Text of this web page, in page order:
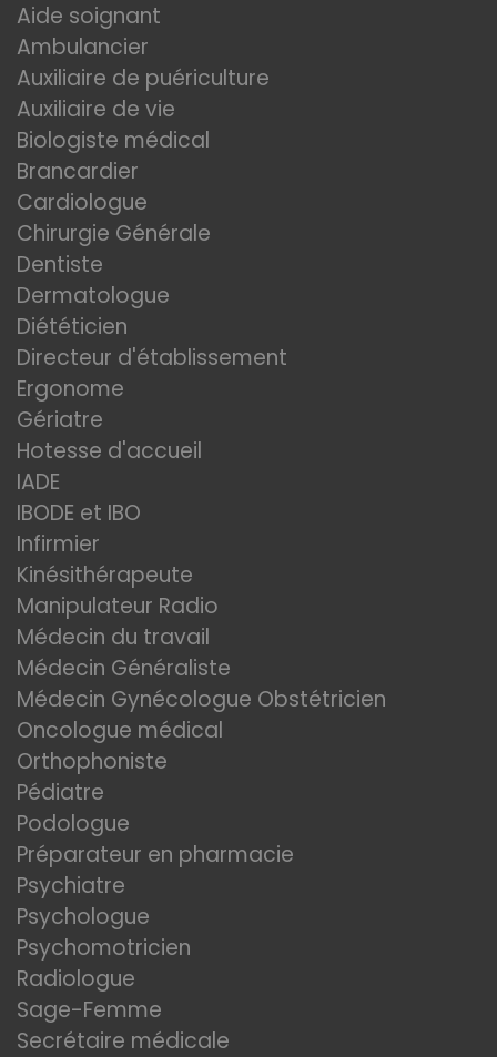
Aide soignant
Ambulancier
Auxiliaire de puériculture
Auxiliaire de vie
Biologiste médical
Brancardier
Cardiologue
Chirurgie Générale
Dentiste
Dermatologue
Diététicien
Directeur d'établissement
Ergonome
Gériatre
Hotesse d'accueil
IADE
IBODE et IBO
Infirmier
Kinésithérapeute
Manipulateur Radio
Médecin du travail
Médecin Généraliste
Médecin Gynécologue Obstétricien
Oncologue médical
Orthophoniste
Pédiatre
Podologue
Préparateur en pharmacie
Psychiatre
Psychologue
Psychomotricien
Radiologue
Sage-Femme
Secrétaire médicale